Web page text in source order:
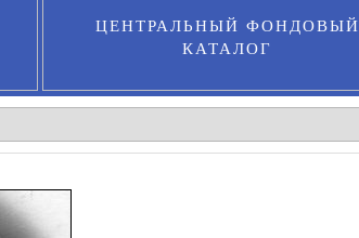
ЦЕНТРАЛЬНЫЙ ФОНДОВЫЙ
КАТАЛОГ